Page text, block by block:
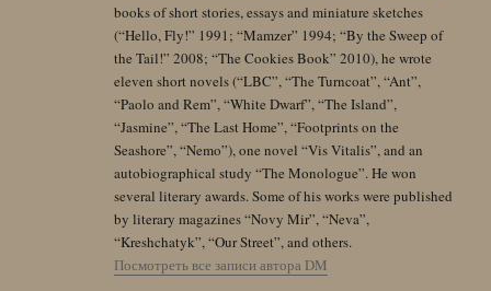
books of short stories, essays and miniature sketches
(“Hello, Fly!” 1991; “Mamzer” 1994; “By the Sweep of
the Tail!” 2008; “The Cookies Book” 2010), he wrote
eleven short novels (“LBC”, “The Turncoat”, “Ant”,
“Paolo and Rem”, “White Dwarf”, “The Island”,
“Jasmine”, “The Last Home”, “Footprints on the
Seashore”, “Nemo”), one novel “Vis Vitalis”, and an
autobiographical study “The Monologue”. He won
several literary awards. Some of his works were published
by literary magazines “Novy Mir”, “Neva”,
“Kreshchatyk”, “Our Street”, and others.
Посмотреть все записи автора DM